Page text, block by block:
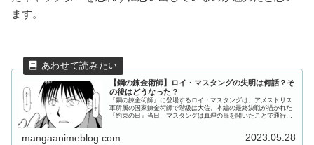
ます。
【鋼の錬金術師】ロイ・マスタングの失明は何話？そ
の後はどうなった？
『鋼の錬金術師』に登場するロイ・マスタングは、アメストリス
軍所属の国家錬金術師で階級は大佐。本編の最終決戦が描かれた
『約束の日』当日、マスタングは真理の扉を開いたことで通行料
mangaanimeblog.com 2023.05.28